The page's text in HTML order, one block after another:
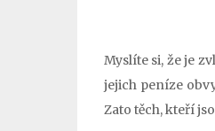
Myslíte si, že je
jejich peníze
Zato těch, kteří